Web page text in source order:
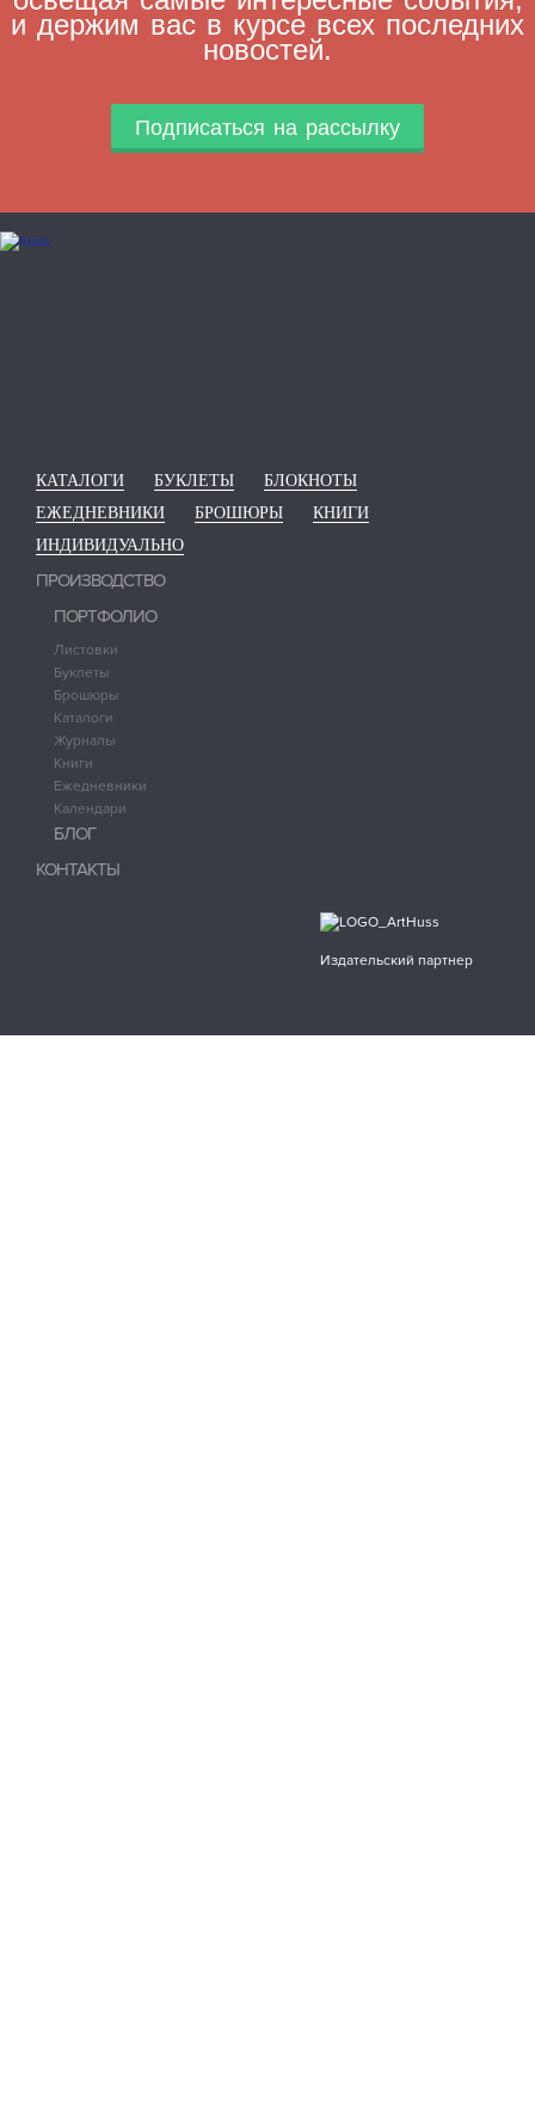
и держим вас в курсе всех последних
новостей.
Подписаться на рассылку
КАТАЛОГИ БУКЛЕТЫ
БЛОКНОТЫ
ЕЖЕДНЕВНИКИ
БРОШЮРЫ
КНИГИ
ИНДИВИДУАЛЬНО
ПРОИЗВОДСТВО
ПОРТФОЛИО
Листовки
Буклеты
Брошюры
Каталоги
Журналы
Книги
Ежедневники
Календари
БЛОГ
КОНТАКТЫ
Издательский партнер